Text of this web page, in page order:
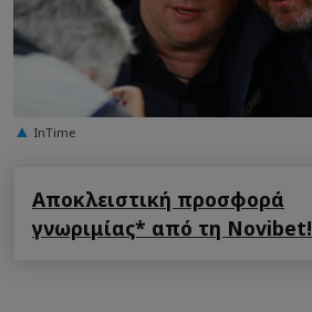
InTime
Αποκλειστική προσφορά
γνωριμίας* από τη Novibet!